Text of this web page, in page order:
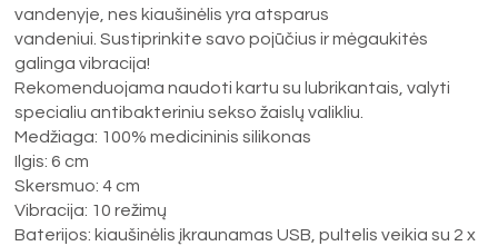
vandenyje, nes kiaušinėlis yra atsparus
vandeniui. Sustiprinkite savo pojūčius ir mėgaukitės
galinga vibracija!
Rekomenduojama naudoti kartu su lubrikantais, valyti
specialiu antibakteriniu sekso žaislų valikliu.
Medžiaga: 100% medicininis silikonas
Ilgis: 6 cm
Skersmuo: 4 cm
Vibracija: 10 režimų
Baterijos: kiaušinėlis įkraunamas USB, pultelis veikia su 2 x